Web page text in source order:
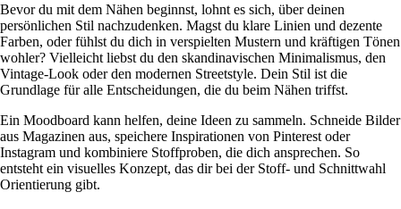
Bevor du mit dem Nähen beginnst, lohnt es sich, über deinen
persönlichen Stil nachzudenken. Magst du klare Linien und dezente
Farben, oder fühlst du dich in verspielten Mustern und kräftigen Tönen
wohler? Vielleicht liebst du den skandinavischen Minimalismus, den
Vintage-Look oder den modernen Streetstyle. Dein Stil ist die
Grundlage für alle Entscheidungen, die du beim Nähen triffst.
Ein Moodboard kann helfen, deine Ideen zu sammeln. Schneide Bilder
aus Magazinen aus, speichere Inspirationen von Pinterest oder
Instagram und kombiniere Stoffproben, die dich ansprechen. So
entsteht ein visuelles Konzept, das dir bei der Stoff- und Schnittwahl
Orientierung gibt.